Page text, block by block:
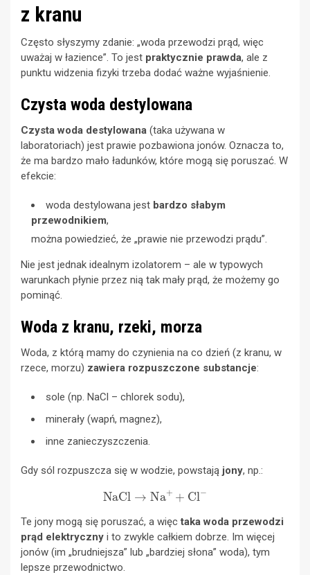
z kranu
Często słyszymy zdanie: „woda przewodzi prąd, więc
uważaj w łazience”. To jest praktycznie prawda, ale z
punktu widzenia fizyki trzeba dodać ważne wyjaśnienie.
Czysta woda destylowana
Czysta woda destylowana (taka używana w
laboratoriach) jest prawie pozbawiona jonów. Oznacza to,
że ma bardzo mało ładunków, które mogą się poruszać. W
efekcie:
woda destylowana jest bardzo słabym
przewodnikiem,
można powiedzieć, że „prawie nie przewodzi prądu”.
Nie jest jednak idealnym izolatorem – ale w typowych
warunkach płynie przez nią tak mały prąd, że możemy go
pominąć.
Woda z kranu, rzeki, morza
Woda, z którą mamy do czynienia na co dzień (z kranu, w
rzece, morzu) zawiera rozpuszczone substancje:
sole (np. NaCl – chlorek sodu),
minerały (wapń, magnez),
inne zanieczyszczenia.
Gdy sól rozpuszcza się w wodzie, powstają jony, np.:
NaCl →Na + Cl−
Te jony mogą się poruszać, a więctaka woda przewodzi
prąd elektryczny i to zwykle całkiem dobrze. Im więcej
jonów (im „brudniejsza” lub „bardziej słona” woda), tym
lepsze przewodnictwo.